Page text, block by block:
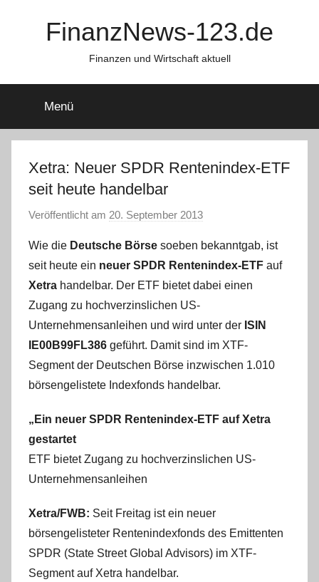
FinanzNews-123.de
Finanzen und Wirtschaft aktuell
Menü
Xetra: Neuer SPDR Rentenindex-ETF
seit heute handelbar
Veröffentlicht am 20. September 2013
n
P
r
s
s
e
Wie die Deutsche Börse soeben bekanntgab, ist
seit heute ein neuer SPDR Rentenindex-ETF auf
Xetra handelbar. Der ETF bietet dabei einen
Zugang zu hochverzinslichen US-
Unternehmensanleihen und wird unter der ISIN
IE00B99FL386 geführt. Damit sind im XTF-
Segment der Deutschen Börse inzwischen 1.010
börsengelistete Indexfonds handelbar.
„Ein neuer SPDR Rentenindex-ETF auf Xetra
gestartet
ETF bietet Zugang zu hochverzinslichen US-
Unternehmensanleihen
Xetra/FWB: Seit Freitag ist ein neuer
börsengelisteter Rentenindexfonds des Emittenten
SPDR (State Street Global Advisors) im XTF-
Segment auf Xetra handelbar.